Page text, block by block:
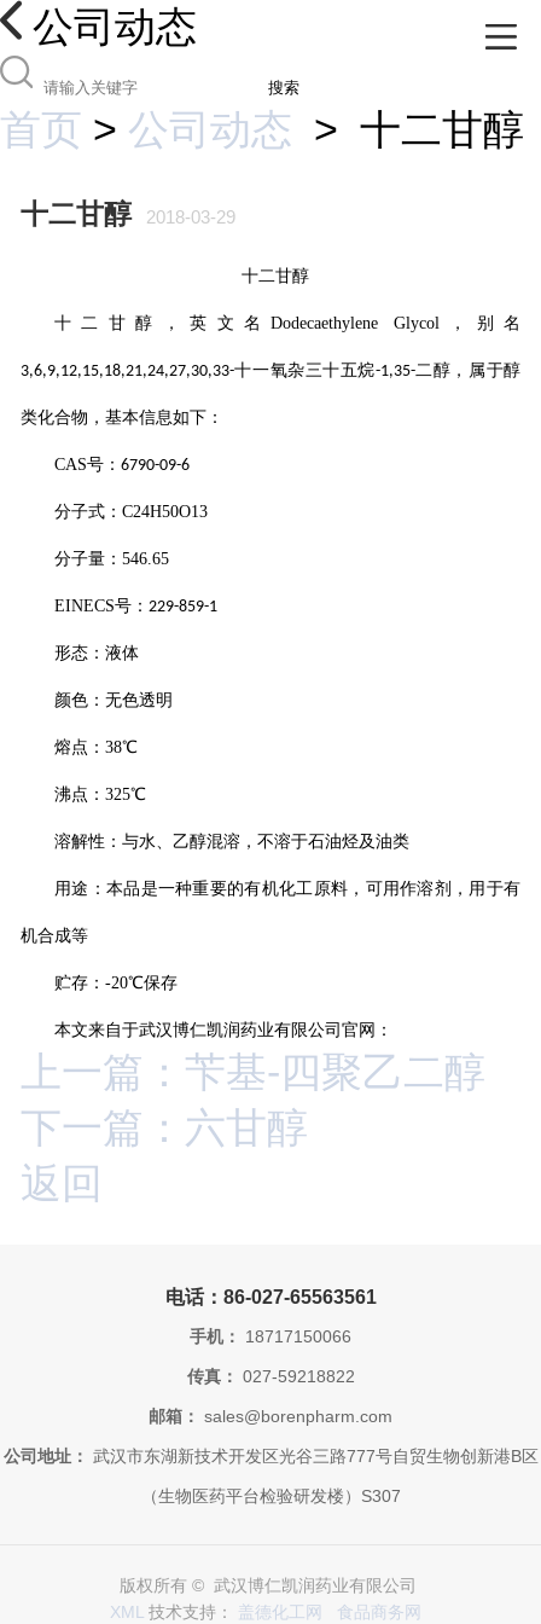
公司动态
搜索
首页 > 公司动态 > 十二甘醇
十二甘醇 2018-03-29
十二甘醇
十二甘醇 ，英文名Dodecaethylene Glycol ，别名
3,6,9,12,15,18,21,24,27,30,33-十一氧杂三十五烷-1,35-二醇，属于醇
类化合物，基本信息如下：
CAS号： 6790-09-6
分子式： C24H50O13
分子量： 546.65
EINECS号： 229-859-1
形态：液体
颜色：无色透明
熔点 ： 38℃
沸点 ： 325℃
溶解性：与水、乙醇混溶，不溶于石油烃及油类
用途：本品是一种重要的有机化工原料，可用作溶剂，用于有
机合成等
贮存： -20℃保存
本文来自于武汉博仁凯润药业有限公司官网：
上一篇：苄基-四聚乙二醇
下一篇：六甘醇
返回
电话：86-027-65563561
手机： 18717150066
传真： 027-59218822
邮箱： sales@borenpharm.com
公司地址： 武汉市东湖新技术开发区光谷三路777号自贸生物创新港B区
（生物医药平台检验研发楼）S307
版权所有 © 武汉博仁凯润药业有限公司
XML 技术支持： 盖德化工网 食品商务网